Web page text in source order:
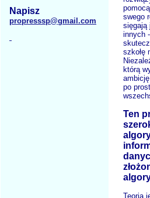
Napisz
propresssp@gmail.com
swego
sięgają
innych
szkołę
którą
po
Ten
Teoria